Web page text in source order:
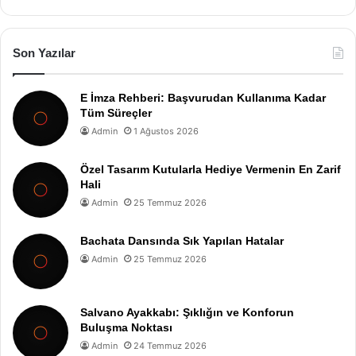
Son Yazılar
E İmza Rehberi: Başvurudan Kullanıma Kadar
Tüm Süreçler
Admin 1 Ağustos 2026
Özel Tasarım Kutularla Hediye Vermenin En Zarif
Hali
Admin 25 Temmuz 2026
Bachata Dansında Sık Yapılan Hatalar
Admin 25 Temmuz 2026
Salvano Ayakkabı: Şıklığın ve Konforun
Buluşma Noktası
Admin 24 Temmuz 2026